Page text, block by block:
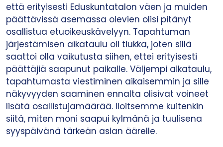
että erityisesti Eduskuntatalon väen ja muiden
päättävissä asemassa olevien olisi pitänyt
osallistua etuoikeuskävelyyn. Tapahtuman
järjestämisen aikataulu oli tiukka, joten sillä
saattoi olla vaikutusta siihen, ettei erityisesti
päättäjiä saapunut paikalle. Väljempi aikataulu,
tapahtumasta viestiminen aikaisemmin ja sille
näkyvyyden saaminen ennalta olisivat voineet
lisätä osallistujamäärää. Iloitsemme kuitenkin
siitä, miten moni saapui kylmänä ja tuulisena
syyspäivänä tärkeän asian äärelle.